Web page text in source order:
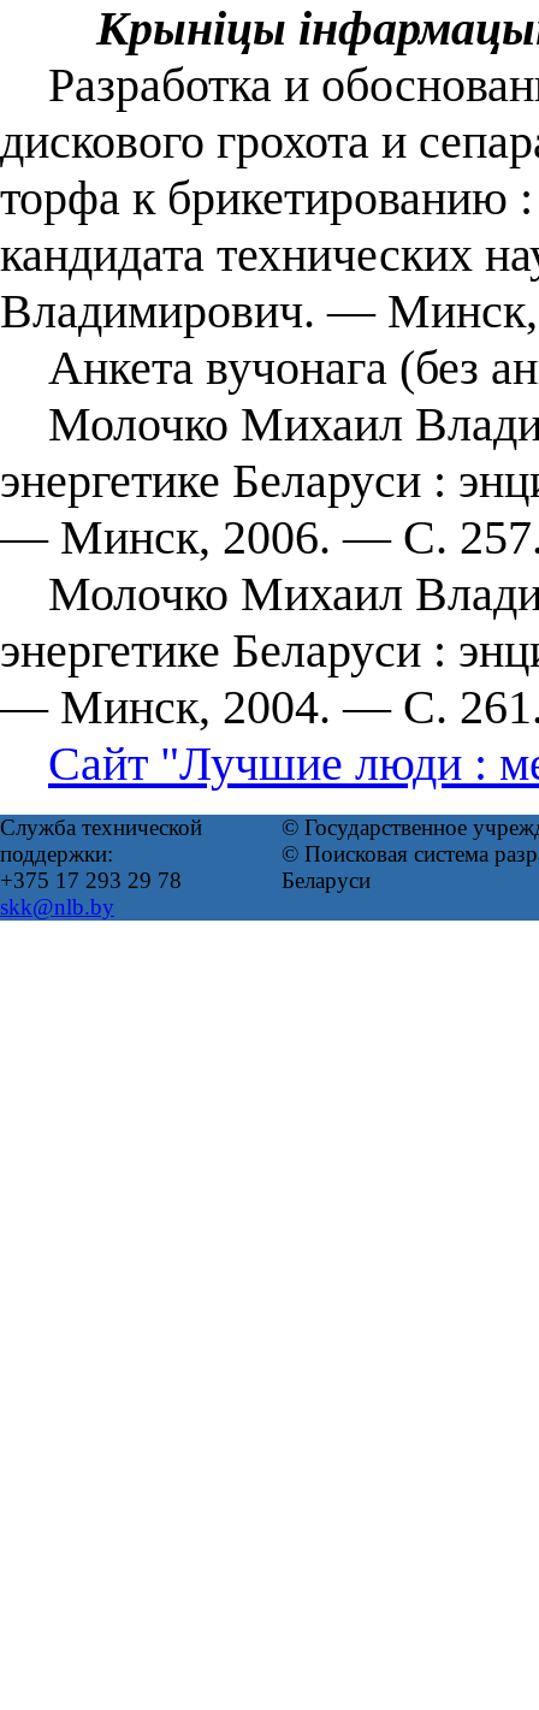
Крыніцы
Разработка и
дискового грохота и
торфа к брикетированию
кандидата технических
Владимирович. —
Анкета вучонага (без
Молочко Михаил
энергетике Беларуси :
— Минск, 2006. — С.
Молочко Михаил
энергетике Беларуси :
— Минск, 2004. — С.
Сайт "Лучшие люди :
Служба технической
поддержки:
+375 17 293 29 78
skk@nlb.by
© Государственное
© Поисковая система
Беларуси